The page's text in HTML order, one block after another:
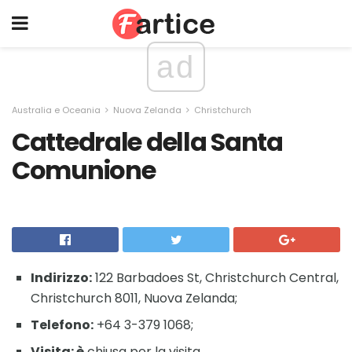
ad
Australia e Oceania Nuova Zelanda Christchurch
Cattedrale della Santa
Comunione
Indirizzo:122 Barbadoes St, Christchurch Central,
Christchurch 8011, Nuova Zelanda;
Telefono: +64 3-379 1068;